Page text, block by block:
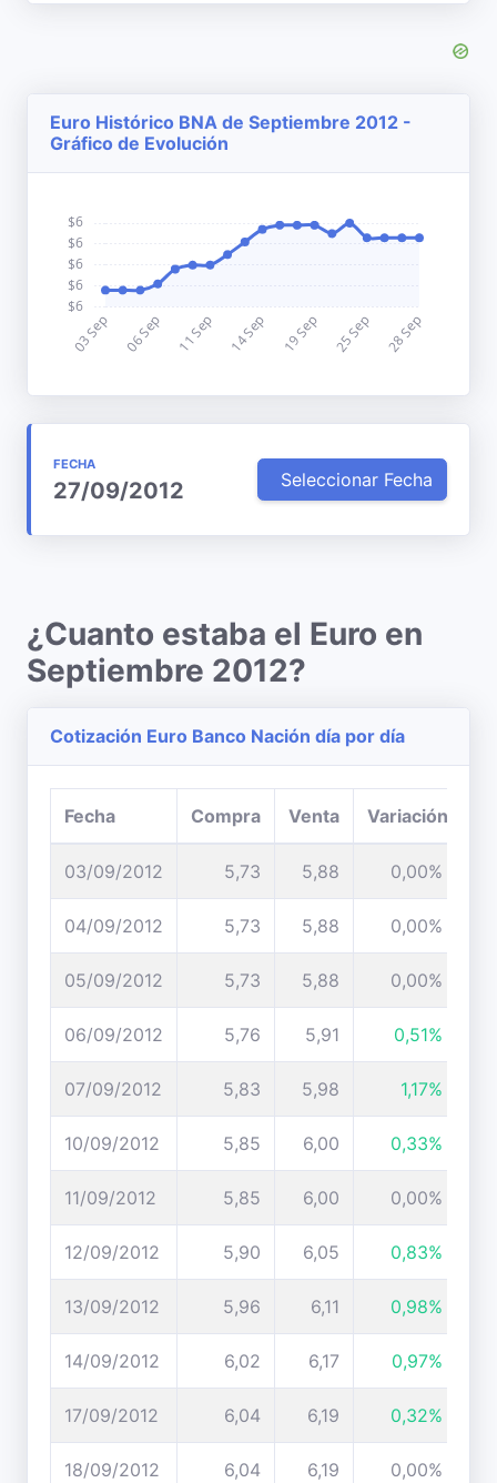
Euro Histórico BNA de Septiembre 2012 -
Gráfico de Evolución
FECHA
27/09/2012 Seleccionar Fecha
¿Cuanto estaba el Euro en
Septiembre 2012?
Cotización Euro Banco Nación día por día
Fecha Compra Venta Variación
03/09/2012 5,73 5,88 0,00%
04/09/2012 5,73 5,88 0,00%
05/09/2012 5,73 5,88 0,00%
06/09/2012 5,76 5,91 0,51%
07/09/2012 5,83 5,98 1,17%
10/09/2012 5,85 6,00 0,33%
11/09/2012 5,85 6,00 0,00%
12/09/2012 5,90 6,05 0,83%
13/09/2012 5,96 6,11 0,98%
14/09/2012 6,02 6,17 0,97%
17/09/2012 6,04 6,19 0,32%
18/09/2012 6,04 6,19 0,00%